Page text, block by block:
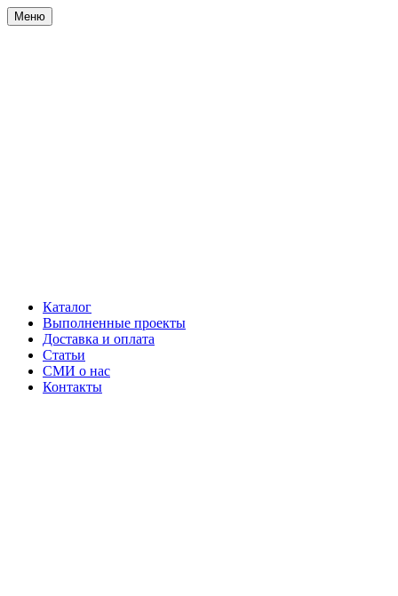
Меню
Каталог
Выполненные проекты
Доставка и оплата
Статьи
СМИ о нас
Контакты